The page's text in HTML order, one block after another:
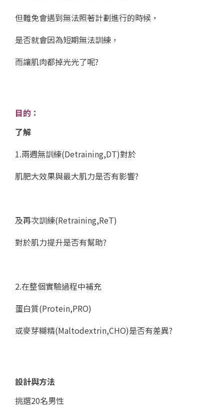
但難免會遇到無法照著計劃進行的時候，
是否就會因為短期無法訓練，
而讓肌肉都掉光光了呢?
目的：
了解
1.兩週無訓練(Detraining,DT)對於
肌肥大效果與最大肌力是否有影響?
及再次訓練(Retraining,ReT)
對於肌力提升是否有幫助?
2.在整個實驗過程中補充
蛋白質(Protein,PRO)
或麥芽糊精(Maltodextrin,CHO)是否有差異?
設計與方法
挑選20名男性